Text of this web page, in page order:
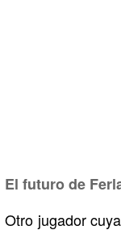
El futuro de
Otro jugador